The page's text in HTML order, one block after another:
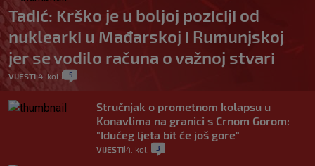
Tadić: Krško je u boljoj poziciji od
nuklearki u Mađarskoj i Rumunjskoj
jer se vodilo računa o važnoj stvari
VIJESTI 4. kol. 5
Stručnjak o prometnom kolapsu u
Konavlima na granici s Crnom Gorom:
"Idućeg ljeta bit će još gore"
VIJESTI 4. kol. 3